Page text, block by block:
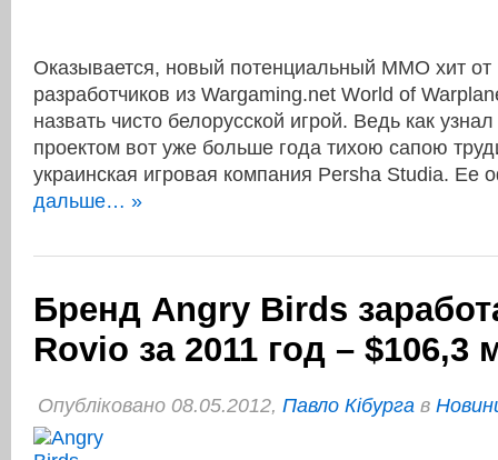
Оказывается, новый потенциальный MMO хит от
разработчиков из Wargaming.net World of
назвать чисто белорусской игрой. Ведь как
проектом вот уже больше года тихою сапою
украинская игровая компания Persha Studia.
дальше… »
Бренд Angry Birds
Rovio за 2011 год – $106,3
Опубліковано 08.05.2012, Павло Кібурга в